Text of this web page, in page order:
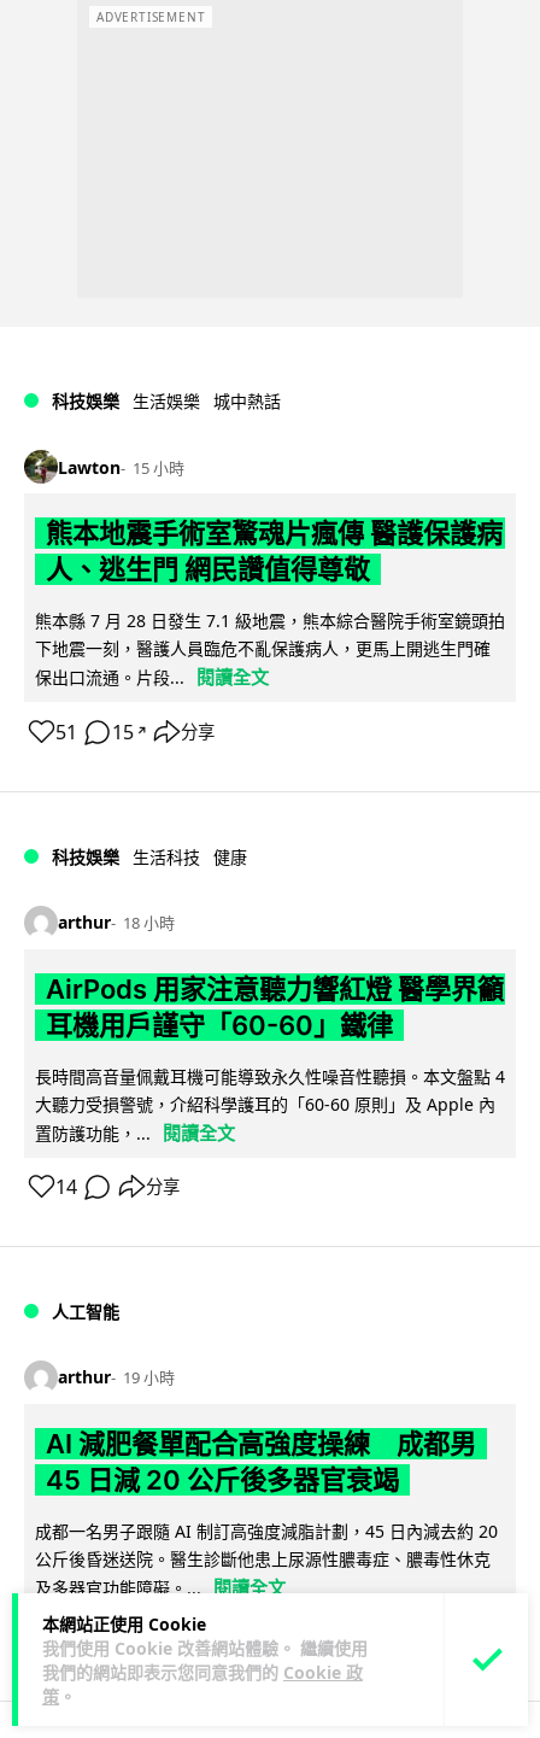
本網站正使用 Cookie
我們使用 Cookie 改善網站體驗。 繼續使用
我們的網站即表示您同意我們的 Cookie 政
策 。
ADVERTISEMENT
科技娛樂 生活娛樂 城中熱話
Lawton 15 小時
熊本地震手術室驚魂片瘋傳 醫護保護病
人、逃生門 網民讚值得尊敬
熊本縣 7 月 28 日發生 7.1 級地震，熊本綜合醫院手術室鏡頭拍
下地震一刻，醫護人員臨危不亂保護病人，更馬上開逃生門確
保出口流通。片段...
閱讀全文
51 15 ↗ 分享
科技娛樂 生活科技 健康
arthur 18 小時
AirPods 用家注意聽力響紅燈 醫學界籲
耳機用戶謹守「60-60」鐵律
長時間高音量佩戴耳機可能導致永久性噪音性聽損。本文盤點 4
大聽力受損警號，介紹科學護耳的「60-60 原則」及 Apple 內
置防護功能，...
閱讀全文
14 分享
人工智能
arthur 19 小時
AI 減肥餐單配合高強度操練 成都男
45 日減 20 公斤後多器官衰竭
成都一名男子跟隨 AI 制訂高強度減脂計劃，45 日內減去約 20
公斤後昏迷送院。醫生診斷他患上尿源性膿毒症、膿毒性休克
及多器官功能障礙。...
閱讀全文
18 4 分享